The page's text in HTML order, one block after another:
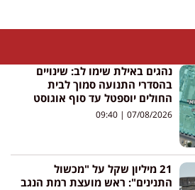
נהגים באילת שימו לב: שינויים
בהסדרי התנועה סמוך לבית
החולים יוספטל עד סוף אוגוסט
07/08/2026
21 מיליון שקל על "מכשול
התנינים": ראש מועצת רמת הנגב